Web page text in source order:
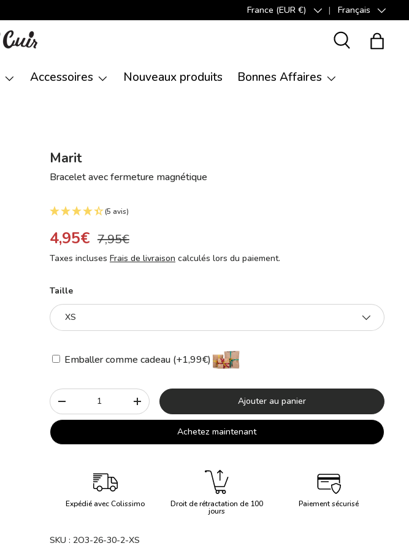
Pays
France (EUR €) LangueFrançais
RecherchePanier
Accessoires Nouveaux produits Bonnes Affaires
Marit
Bracelet avec fermeture magnétique
(5 avis)
4,95€ 7,95€
Taxes incluses Frais de livraison calculés lors du paiement.
Taille
XS
Emballer comme cadeau (+1,99€)
Qté
-
+ Ajouter au panier
Achetez maintenant
Expédié avec Colissimo Droit de rétractation de 100
jours
Paiement sécurisé
SKU : 2O3-26-30-2-XS